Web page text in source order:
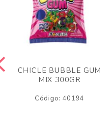
CHICLE BUBBLE GUM
MIX 300GR
Código: 40194